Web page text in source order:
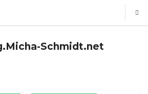
Schmidt.net